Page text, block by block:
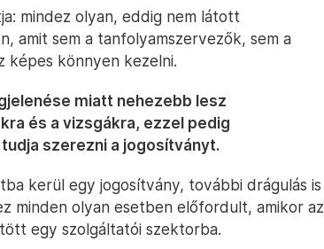
mindez olyan, eddig nem látott
amit sem a tanfolyamszervezők, sem a
képes könnyen kezelni.
miatt nehezebb lesz
és a vizsgákra, ezzel pedig
szerezni a jogosítványt.
kerül egy jogosítvány, további drágulás is
minden olyan esetben előfordult, amikor az
egy szolgáltatói szektorba.